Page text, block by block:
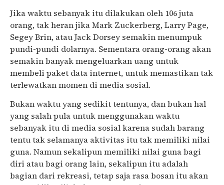
Jika waktu sebanyak itu dilakukan oleh 106 juta
orang, tak heran jika Mark Zuckerberg, Larry Page,
Segey Brin, atau Jack Dorsey semakin menumpuk
pundi-pundi dolarnya. Sementara orang-orang akan
semakin banyak mengeluarkan uang untuk
membeli paket data internet, untuk memastikan tak
terlewatkan momen di media sosial.
Bukan waktu yang sedikit tentunya, dan bukan hal
yang salah pula untuk menggunakan waktu
sebanyak itu di media sosial karena sudah barang
tentu tak selamanya aktivitas itu tak memiliki nilai
guna. Namun sekalipun memiliki nilai guna bagi
diri atau bagi orang lain, sekalipun itu adalah
bagian dari rekreasi, tetap saja rasa bosan itu akan